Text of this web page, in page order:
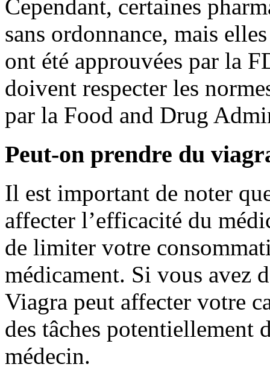
Cependant, certaines
sans ordonnance, mais
ont été approuvées par la
doivent respecter les
par la Food and Drug
Peut-on prendre du
Il est important de noter
affecter l’efficacité du
de limiter votre
médicament. Si vous avez
Viagra peut affecter votre
des tâches potentiellement
médecin.